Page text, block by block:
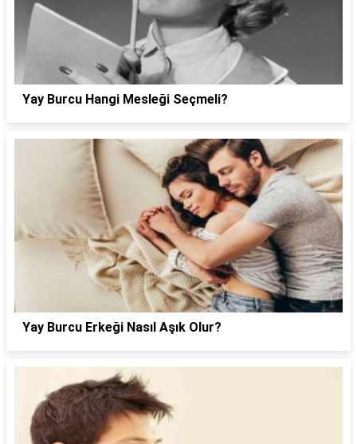
Yay Burcu Hangi Mesleği Seçmeli?
Yay Burcu Erkeği Nasıl Aşık Olur?